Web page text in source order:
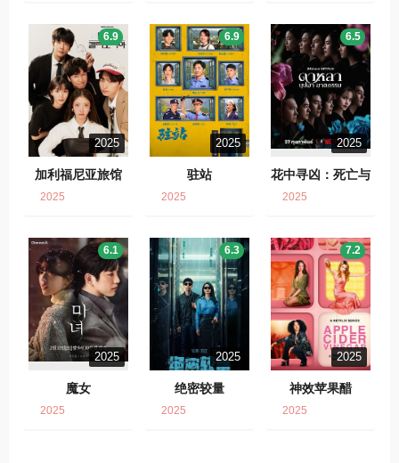
2025
加利福尼亚旅馆
6.9
2025
2025
驻站
6.9
2025
2025
花中寻凶：死亡与
6.5
2025
2025
魔女
6.1
2025
2025
绝密较量
6.3
2025
2025
神效苹果醋
7.2
2025